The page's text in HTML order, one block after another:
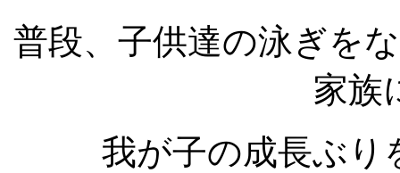
普段、子供達の泳ぎを
家族
我が子の成長ぶり